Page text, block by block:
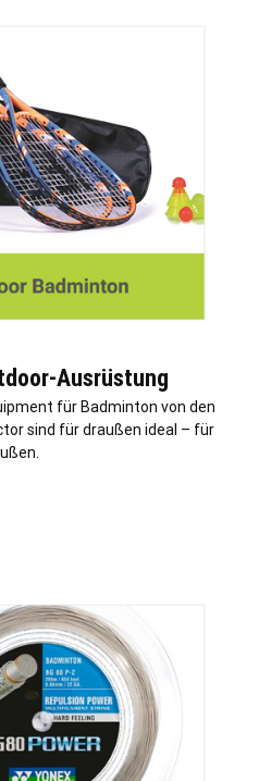
Ausrüstung
für Badminton von den
sind für draußen ideal – für